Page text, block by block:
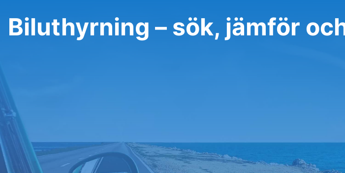
Biluthyrning – sök, jämför